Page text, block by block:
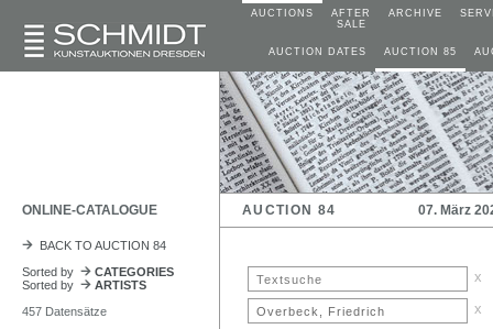
AUCTIONS
AFTER
SALE
ARCHIVE
AUCTION DATES AUCTION 85
ONLINE-CATALOGUE AUCTION 84 07. März
BACK TO AUCTION 84
Sorted by
CATEGORIES
Sorted by
ARTISTS
457 Datensätze
x
x